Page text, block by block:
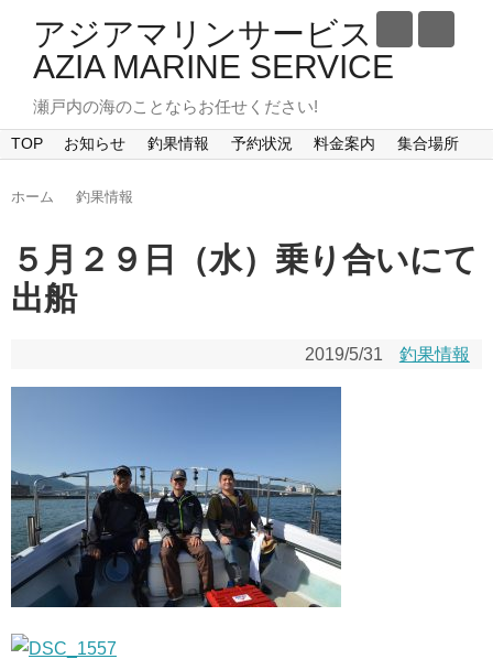
アジアマリンサービス
AZIA MARINE SERVICE
瀬戸内の海のことならお任せください!
TOP お知らせ 釣果情報 予約状況 料金案内 集合場所
ホーム 釣果情報
５月２９日（水）乗り合いにて
出船
2019/5/31 釣果情報